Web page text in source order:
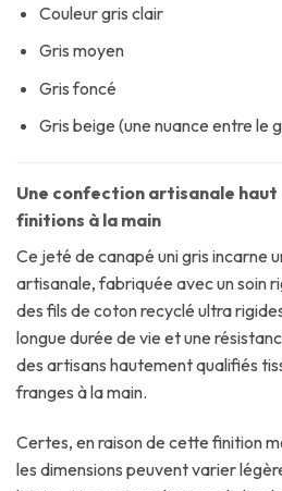
Couleur gris clair
Gris moyen
Gris foncé
Gris beige (une nuance entre le
Une confection artisanale haut
finitions à la main
Ce jeté de canapé uni gris incarne
artisanale, fabriquée avec un soin
des fils de coton recyclé ultra
longue durée de vie et une
des artisans hautement qualifiés
franges à la main.
Certes, en raison de cette finition
les dimensions peuvent varier